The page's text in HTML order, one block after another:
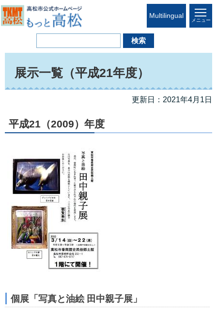
Multilingual
メニュー
展示一覧（平成21年度）
更新日：2021年4月1日
平成21（2009）年度
個展「写真と油絵 田中親子展」